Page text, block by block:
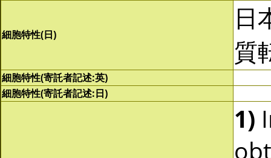
細胞特性(日)
日
質
細胞特性(寄託者記述:英)
細胞特性(寄託者記述:日)
1)